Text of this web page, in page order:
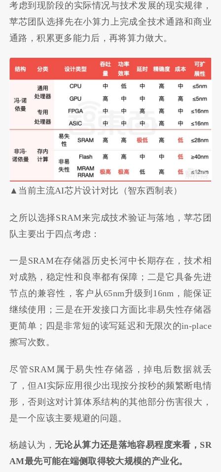
考虑到现阶段的实际情况与技术发展的现实规律，
苹芯团队选择先在小算力上完成全技术通路和商业
通路，积累更多能力后，再将算力做大。
▲当前主流AI芯片设计对比（智东西制表）
之所以选择SRAM来完成技术验证与落地，苹芯团
队主要出于四点考虑：
一是SRAM在存储器历史长河中长期存在，技术相
对成熟，稳定性和良率都有保障；二是它具备先进
节点的兼容性，客户从65nm升级到16nm，能保证
继续使用；三是在开发接口方面比非易失性存储器
更简单；四是非常短的读写延迟和无限次的in-place
擦写次数。
尽管SRAM属于易失性存储器，掉电后数据就丢
了，但AI实际应用很少出现按分按秒的频繁断电情
形，否则这对计算体系结构的其他部分伤害很大，
是一个应该主要规避的问题。
杨越认为， 无论从算力还是落地容易程度来看， SR
AM最先可能在端侧取得较大规模的产业化。